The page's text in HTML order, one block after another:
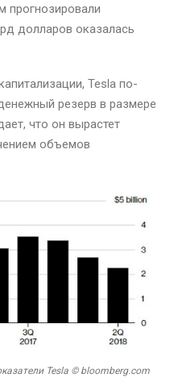
прогнозировали
долларов оказалась
Tesla по-
резерв в размере
что он вырастет
объемов
Tesla © bloomberg.com